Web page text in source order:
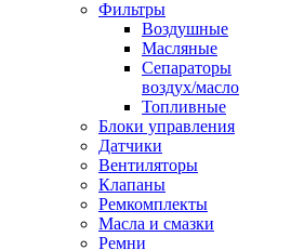
Фильтры
Воздушные
Масляные
Сепараторы
воздух/масло
Топливные
Блоки управления
Датчики
Вентиляторы
Клапаны
Ремкомплекты
Масла и смазки
Ремни